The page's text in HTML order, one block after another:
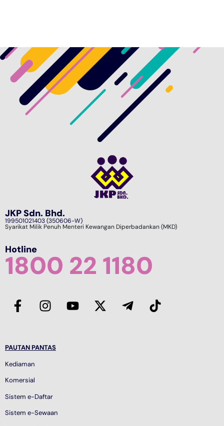
JKP Sdn. Bhd.
199501021403 (350606-W)
Syarikat Milik Penuh Menteri Kewangan Diperbadankan (MKD)
Hotline
1800 22 1180
PAUTAN PANTAS
Kediaman
Komersial
Sistem e-Daftar
Sistem e-Sewaan